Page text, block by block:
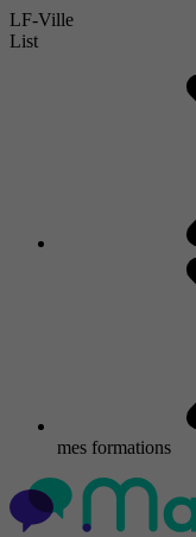
LF-Ville
List
mes formations